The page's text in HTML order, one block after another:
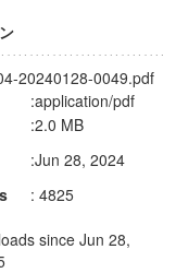
20240128-0049.pdf
:application/pdf
:2.0 MB
:Jun 28, 2024
: 4825
since Jun 28,